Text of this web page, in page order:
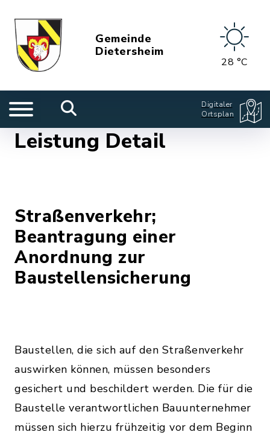
Gemeinde
Dietersheim
28 °C
Digitaler
Ortsplan
Leistung Detail
Straßenverkehr;
Beantragung einer
Anordnung zur
Baustellensicherung
Baustellen, die sich auf den Straßenverkehr
auswirken können, müssen besonders
gesichert und beschildert werden. Die für die
Baustelle verantwortlichen Bauunternehmer
müssen sich hierzu frühzeitig vor dem Beginn